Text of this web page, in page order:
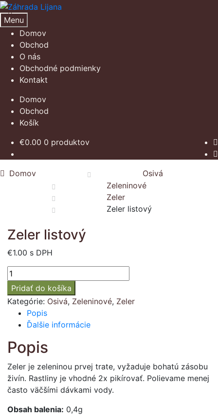
Preskočiť
na
navigáciu
Preskočiť
na
obsah
Menu
Domov
Obchod
O nás
Obchodné podmienky
Kontakt
Domov
Obchod
Košík
€0.00 0 produktov
Domov
Osivá
Zeleninové
Zeler
Zeler listový
Zeler listový
€1.00 s DPH
množstvo
Zeler
listový
Pridať do košíka
Kategórie: Osivá, Zeleninové, Zeler
Popis
Ďalšie informácie
Popis
Zeler je zeleninou prvej trate, vyžaduje bohatú zásobu
živín. Rastliny je vhodné 2x pikírovať. Polievame menej
často väčšími dávkami vody.
Obsah balenia: 0,4g